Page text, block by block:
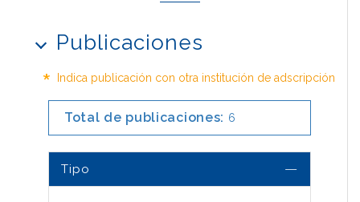
Publicaciones
* Indica publicación con otra institución de adscripción
Total de publicaciones: 6
Tipo